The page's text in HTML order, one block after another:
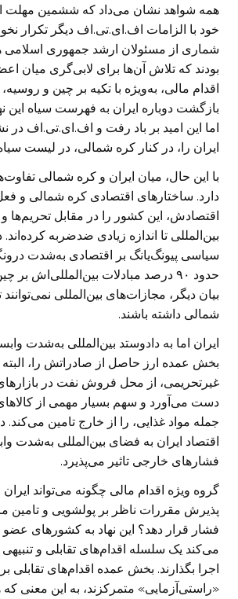
همه شواهد نشان می‌داد که ششمین مهلت
خود با الزامات اف.ای.تی.اف دیگر تکرار
شماری از مسئولان ارشد جمهوری اسلامی
بودند که تلاش آن‌ها برای لابی‌گری میان
اقدام مالی، به‌ویژه با تکیه بر چین و روسیه،
بازگشت دوباره ایران به فهرست سیاه این
ایران را، در کنار کره شمالی، در لیست
با این حال، میان ایران و کره شمالی
دارد. ساختار‌های اقتصادی کره شمالی و
اقتصادش، این کشور را در مقابل تحریم‌ها و
بین‌المللی تا اندازه زیادی ضد‌ضربه کرده‌اند.
سیاسی پیونگ‌یانگ بر اقتصادی به‌شدت
حدود ۹۰ درصد مبادلات بین‌المللی‌اش
بیان دیگر، مجازات‌های بین‌المللی نمی‌توانند
شمالی داشته باشند.
ایران اما به داد‌و‌ستد بین‌المللی به‌شدت
بخش عمده ارز حاصل از صادراتش را،
غیر‌تحریمی، از محل فروش نفت در بازار‌های
دست می‌آورد و سهم بسیار مهمی از
جمله مواد غذایی، را از خارج تامین می‌کند.
اقتصاد ایران به فضای بین‌المللی به‌شدت
فشار‌های خارجی تاثیر می‌پذیرد.
گروه ویژه اقدام مالی چگونه می‌تواند ایران
پذیرش مقررات ناظر بر پولشویی و تامین
فشار قرار دهد؟ این نهاد به کشور‌های
می‌کند یک سلسله اقدام‌های تقابلی و تنبیهی
اجرا بگذارند. بخش عمده اقدام‌های تقابلی
«راستی‌آزمایی» متمرکزند، به این معنی